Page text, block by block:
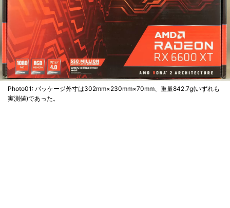
Photo01: パッケージ外寸は302mm×230mm×70mm、重量842.7g(いずれも
実測値)であった。